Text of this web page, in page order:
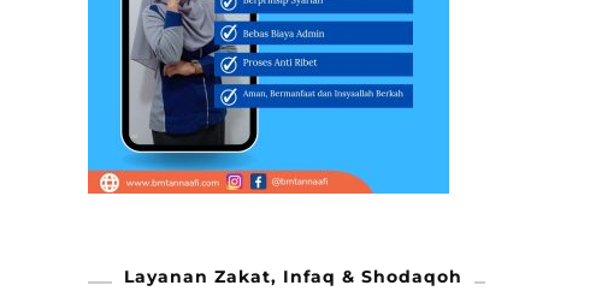
Layanan Zakat, Infaq & Shodaqoh